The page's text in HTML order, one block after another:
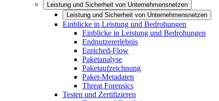
Leistung und Sicherheit von Unternehmensnetzen
Leistung und Sicherheit von Unternehmensnetzen
Einblicke in Leistung und Bedrohungen
Einblicke in Leistung und Bedrohungen
Endnutzererlebnis
Enriched-Flow
Paketanalyse
Paketaufzeichnung
Paket-Metadaten
Threat Forensics
Testen und Zertifizieren